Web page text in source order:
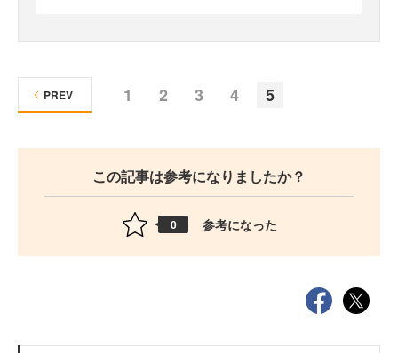
1 2 3 4 5
PREV
この記事は参考になりましたか？
0 参考になった